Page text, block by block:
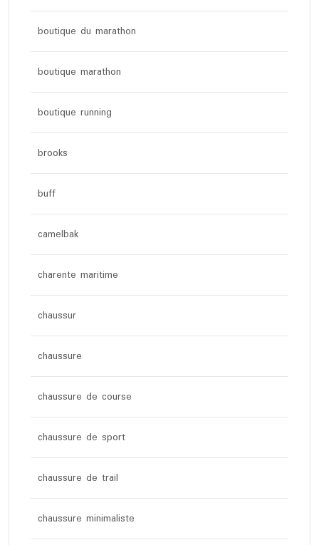
boutique du marathon
boutique marathon
boutique running
brooks
buff
camelbak
charente maritime
chaussur
chaussure
chaussure de course
chaussure de sport
chaussure de trail
chaussure minimaliste